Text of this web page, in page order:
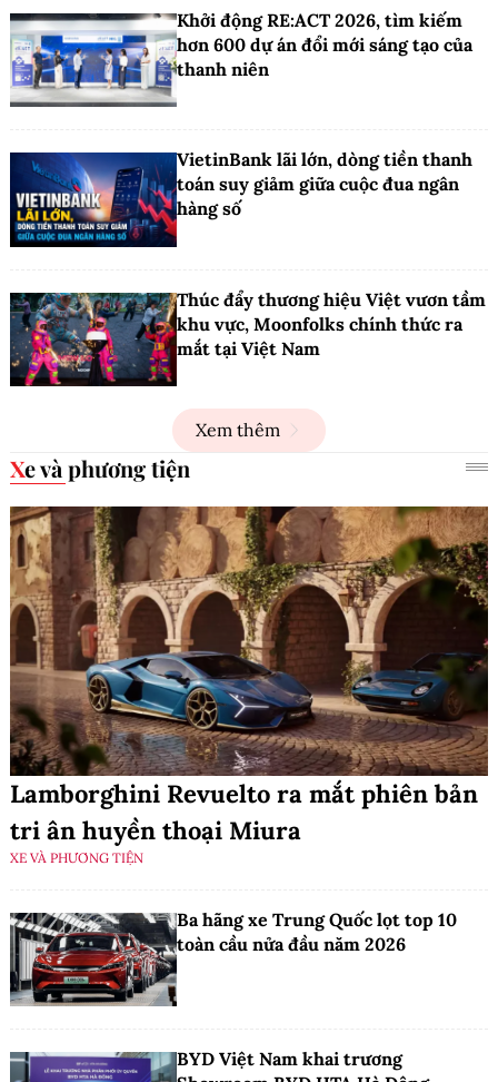
Khởi động RE:ACT 2026, tìm kiếm
hơn 600 dự án đổi mới sáng tạo của
thanh niên
VietinBank lãi lớn, dòng tiền thanh
toán suy giảm giữa cuộc đua ngân
hàng số
Thúc đẩy thương hiệu Việt vươn tầm
khu vực, Moonfolks chính thức ra
mắt tại Việt Nam
Xem thêm
Xe và phương tiện
Lamborghini Revuelto ra mắt phiên bản
tri ân huyền thoại Miura
XE VÀ PHƯƠNG TIỆN
Ba hãng xe Trung Quốc lọt top 10
toàn cầu nửa đầu năm 2026
BYD Việt Nam khai trương